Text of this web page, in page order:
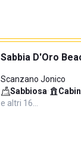
Sabbia D'Oro
Scanzano Jonico
Sabbiosa·
e altri 16…